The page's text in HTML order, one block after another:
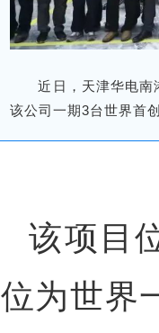
近日，天津华电南
该公司一期3台世界首
该项目
位为世界